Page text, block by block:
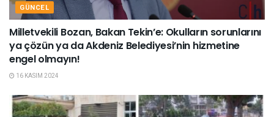
GÜNCEL
Milletvekili Bozan, Bakan Tekin’e: Okulların sorunlarını
ya çözün ya da Akdeniz Belediyesi’nin hizmetine
engel olmayın!
16 KASIM 2024